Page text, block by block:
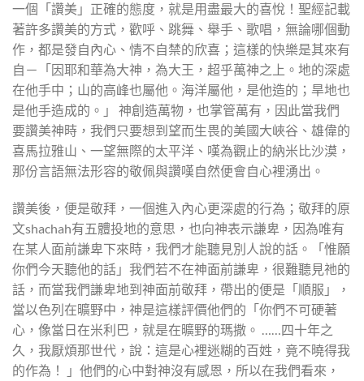
一個「讚美」正確的態度，就是用盡最大的喜悅！聖經記載
著許多讚美的方式，歡呼、跳舞、舉手、歌唱，無論哪個動
作，都是發自內心、情不自禁的欣喜；這樣的快樂是其來有
自－「因耶和華為大神，為大王，超乎萬神之上。地的深處
在他手中；山的高峰也屬他。海洋屬他，是他造的；旱地也
是他手造成的。」 神創造萬物，也掌管萬有，因此當我們
要讚美神時，我們只要想到望而生畏的美國大峽谷、雄偉的
喜馬拉雅山、一望無際的太平洋、嘆為觀止的納米比沙漠，
那份言語無法形容的敬佩與讚嘆自然便會自心裡湧出。
讚美後，便是敬拜，一個進入內心更深處的行為；敬拜的原
文shachah有五體投地的意思，也向神表示謙卑，因為唯有
在某人面前謙卑下來時，我們才能聽見別人說的話。「惟願
你們今天聽他的話」我們若不在神面前謙卑，很難聽見祂的
話，而當我們謙卑地到神面前敬拜，帶出的便是「順服」，
當以色列在曠野中，神是這樣評價他們的「你們不可硬著
心，像當日在米利巴，就是在曠野的瑪撒。 ……四十年之
久，我厭煩那世代，說：這是心裡迷糊的百姓，竟不曉得我
的作為！ 」他們的心中對神沒有感恩，所以在我們看來，